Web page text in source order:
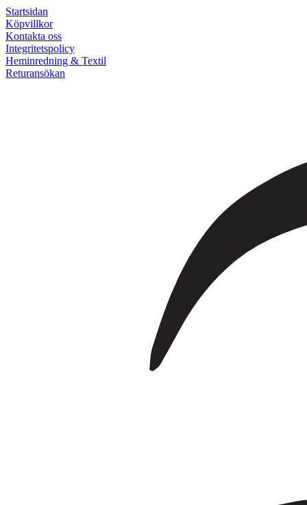
Startsidan
Köpvillkor
Kontakta oss
Integritetspolicy
Heminredning & Textil
Returansökan